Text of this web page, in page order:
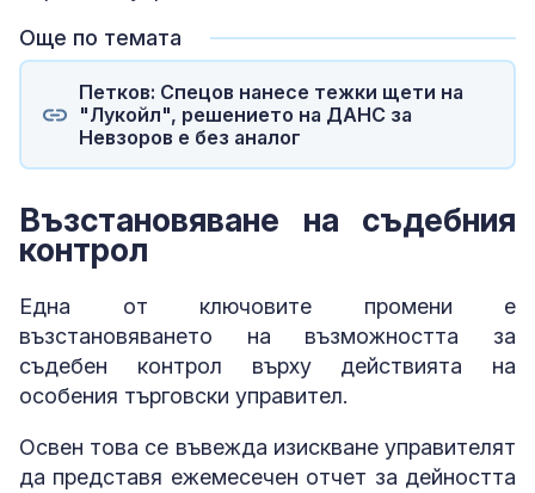
Още по темата
Петков: Спецов нанесе тежки щети на
"Лукойл", решението на ДАНС за
Невзоров е без аналог
Възстановяване на съдебния
контрол
Една от ключовите промени е
възстановяването на възможността за
съдебен контрол върху действията на
особения търговски управител.
Освен това се въвежда изискване управителят
да представя ежемесечен отчет за дейността